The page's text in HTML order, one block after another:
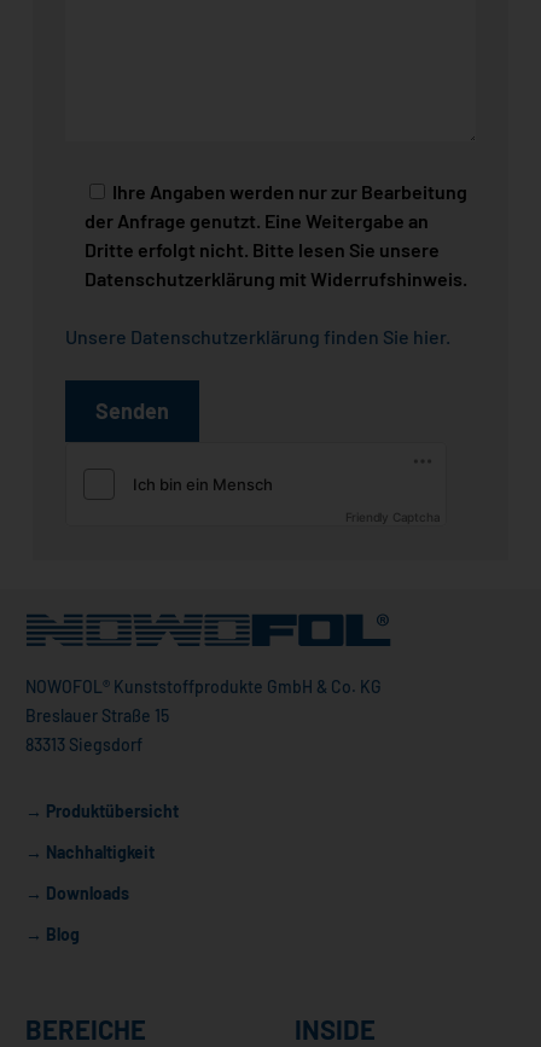
Ihre Angaben werden nur zur Bearbeitung
der Anfrage genutzt. Eine Weitergabe an
Dritte erfolgt nicht. Bitte lesen Sie unsere
Datenschutzerklärung mit Widerrufshinweis.
Unsere Datenschutzerklärung finden Sie hier.
Friendly Captcha
NOWOFOL® Kunststoffprodukte GmbH & Co. KG
Breslauer Straße 15
83313 Siegsdorf
→ Produktübersicht
→ Nachhaltigkeit
→ Downloads
→ Blog
BEREICHE INSIDE